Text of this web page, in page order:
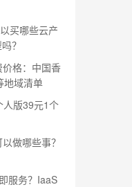
买哪些云产
？
格：中国香
地域清单
人版39元1个
做哪些事？
服务？IaaS